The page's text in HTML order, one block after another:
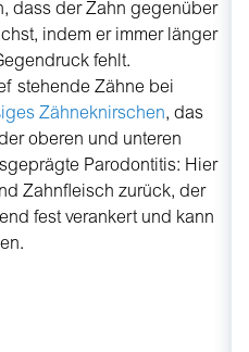
dass der Zahn gegenüber
indem er immer länger
fehlt.
stehende Zähne bei
Zähneknirschen, das
oberen und unteren
Parodontitis: Hier
Zahnfleisch zurück, der
fest verankert und kann